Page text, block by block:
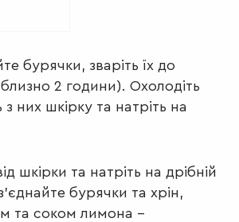
бурячки, зваріть їх до
2 години). Охолодіть
з них шкірку та натріть на
шкірки та натріть на дрібній
бурячки та хрін,
та соком лимона –